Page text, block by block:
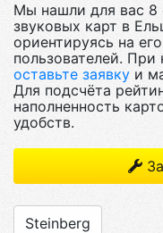
Мы нашли для вас 8
звуковых карт в
ориентируясь на
пользователей.
оставьте заявку и
Для подсчёта
наполненность
удобств.
Steinberg